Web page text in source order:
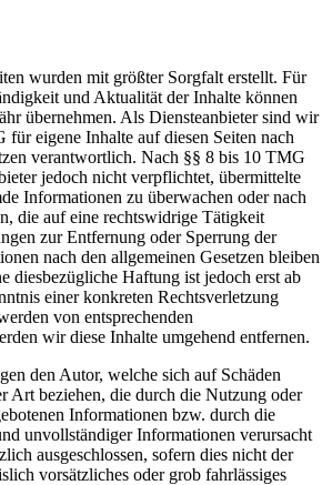
wurden mit größter Sorgfalt erstellt. Für
und Aktualität der Inhalte können
übernehmen. Als Diensteanbieter sind wir
für eigene Inhalte auf diesen Seiten nach
verantwortlich. Nach §§ 8 bis 10 TMG
jedoch nicht verpflichtet, übermittelte
Informationen zu überwachen oder nach
die auf eine rechtswidrige Tätigkeit
zur Entfernung oder Sperrung der
nach den allgemeinen Gesetzen bleiben
diesbezügliche Haftung ist jedoch erst ab
einer konkreten Rechtsverletzung
von entsprechenden
wir diese Inhalte umgehend entfernen.
den Autor, welche sich auf Schäden
Art beziehen, die durch die Nutzung oder
Informationen bzw. durch die
unvollständiger Informationen verursacht
ausgeschlossen, sofern dies nicht der
vorsätzliches oder grob fahrlässiges